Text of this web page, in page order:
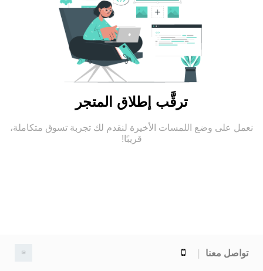
ترقَّب إطلاق المتجر
نعمل على وضع اللمسات الأخيرة لنقدم لك تجربة تسوق متكاملة،
قريبًا!
تواصل معنا